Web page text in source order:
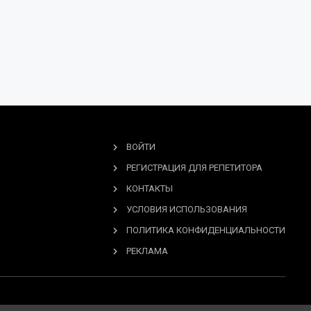
ВОЙТИ
РЕГИСТРАЦИЯ ДЛЯ РЕПЕТИТОРА
КОНТАКТЫ
УСЛОВИЯ ИСПОЛЬЗОВАНИЯ
ПОЛИТИКА КОНФИДЕНЦИАЛЬНОСТИ
РЕКЛАМА